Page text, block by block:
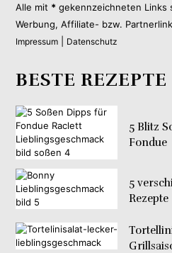
Alle mit * gekennzeichneten Links
Werbung, Affiliate- bzw.
Impressum Datenschutz
BESTE REZEPTE
5 Blitz
Fondue
5
Rezepte